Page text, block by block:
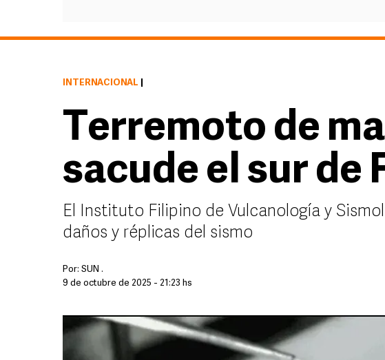
INTERNACIONAL
Terremoto de
sacude el sur de
El Instituto Filipino de Vulcanología y
daños y réplicas del sismo
Por: SUN .
9 de octubre de 2025 - 21:23 hs